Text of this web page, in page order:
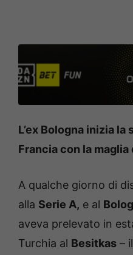
L’ex Bologna inizia la
Francia con la maglia
A qualche giorno di
alla Serie A, e al
aveva prelevato in
Turchia al Besitkas –